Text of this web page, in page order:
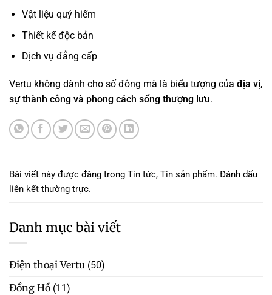
Vật liệu quý hiếm
Thiết kế độc bản
Dịch vụ đẳng cấp
Vertu không dành cho số đông mà là biểu tượng của địa vị,
sự thành công và phong cách sống thượng lưu.
Bài viết này được đăng trong Tin tức, Tin sản phẩm. Đánh dấu
liên kết thường trực.
Danh mục bài viết
Điện thoại Vertu (50)
Đồng Hồ (11)